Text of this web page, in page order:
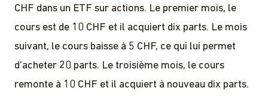
CHF dans un ETF sur actions. Le premier mois, le
cours est de 10 CHF et il acquiert dix parts. Le mois
suivant, le cours baisse à 5 CHF, ce qui lui permet
d'acheter 20 parts. Le troisième mois, le cours
remonte à 10 CHF et il acquiert à nouveau dix parts.